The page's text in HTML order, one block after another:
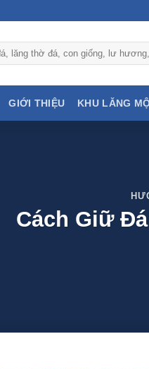
GIỚI THIỆU KHU LĂNG
Cách Giữ